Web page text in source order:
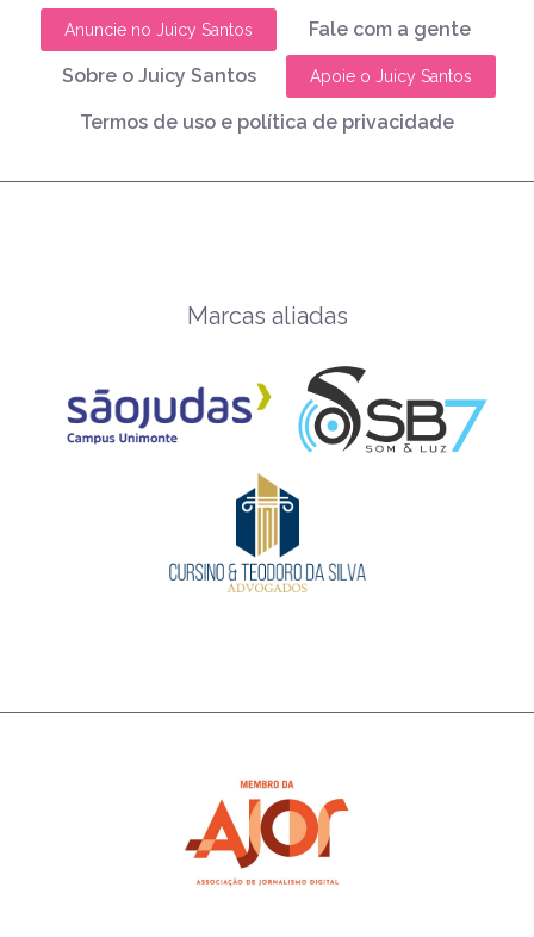
Anuncie no Juicy Santos Fale com a gente
Sobre o Juicy Santos Apoie o Juicy Santos
Termos de uso e política de privacidade
Marcas aliadas